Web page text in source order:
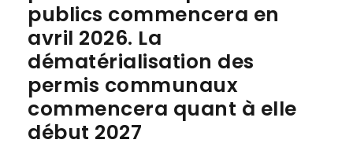
publics commencera en
avril 2026. La
dématérialisation des
permis communaux
commencera quant à elle
début 2027